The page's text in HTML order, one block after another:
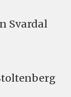
Svardal